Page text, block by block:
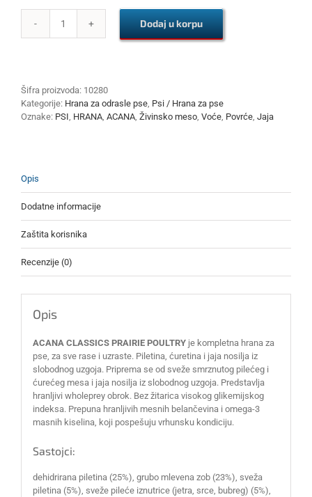
ACANA
količina
Dodaj u korpu
Šifra proizvoda: 10280
Kategorije: Hrana za odrasle pse Psi / Hrana za pse
Oznake: PSI HRANA ACANA Živinsko meso Voće Povrće Jaja
Opis
Dodatne informacije
Zaštita korisnika
Recenzije (0)
Opis
ACANA CLASSICS PRAIRIE POULTRYje kompletna hrana za
pse, za sve rase i uzraste. Piletina, ćuretina i jaja nosilja iz
slobodnog uzgoja. Priprema se od sveže smrznutog pilećeg i
ćurećeg mesa i jaja nosilja iz slobodnog uzgoja. Predstavlja
hranljivi wholeprey obrok. Bez žitarica visokog glikemijskog
indeksa. Prepuna hranljivih mesnih belančevina i omega-3
masnih kiselina, koji pospešuju vrhunsku kondiciju.
Sastojci:
dehidrirana piletina (25%), grubo mlevena zob (23%), sveža
piletina (5%), sveže pileće iznutrice (jetra, srce, bubreg) (5%),